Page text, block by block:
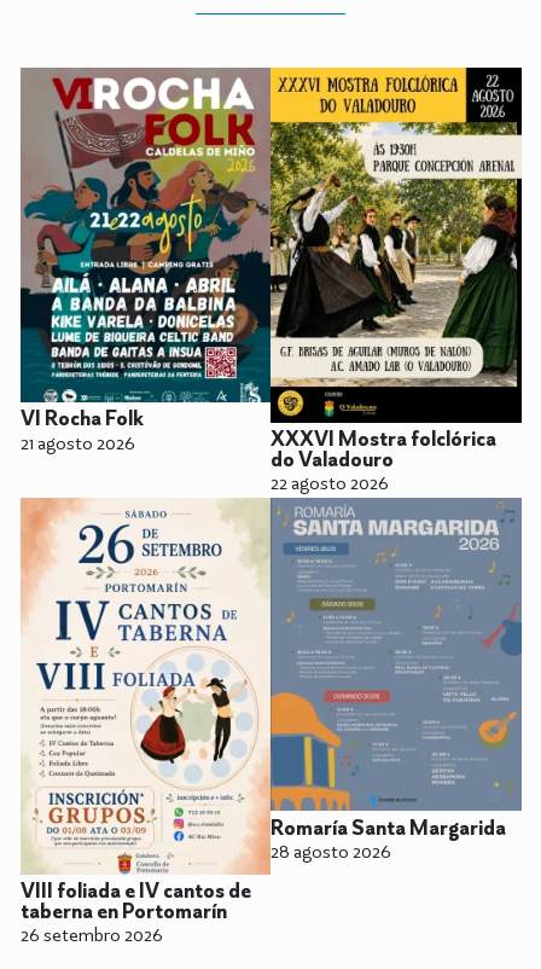
VI Rocha Folk
21 agosto 2026
XXXVI Mostra folclórica
do Valadouro
22 agosto 2026
VIII foliada e IV cantos de
taberna en Portomarín
26 setembro 2026
Romaría Santa Margarida
28 agosto 2026